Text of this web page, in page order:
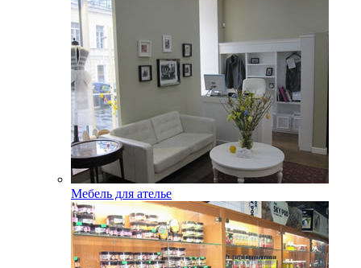
Мебель для ателье